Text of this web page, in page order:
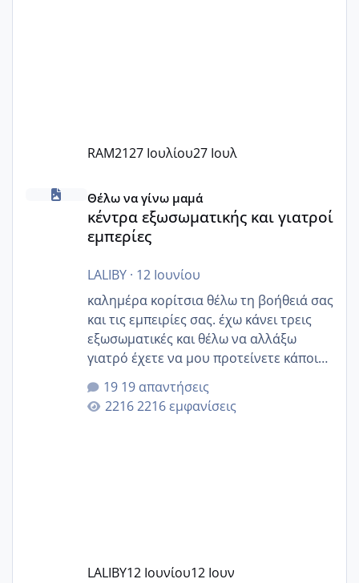
RAM2127 Ιουλίου27 Ιουλ
κέντρα εξωσωματικής και γιατροί εμπερίες
Θέλω να γίνω μαμά
κέντρα εξωσωματικής και γιατροί
εμπερίες
LALIBY· 12 Ιουνίου
καλημέρα κορίτσια θέλω τη βοήθειά σας
και τις εμπειρίες σας. έχω κάνει τρεις
εξωσωματικές και θέλω να αλλάξω
γιατρό έχετε να μου προτείνετε κάποιον
που μείνατε ευχαριστημένες και είχατε
επιιτυχία? έκανα στο υγεία με τον
ζερβομανωλάκη (δεν το εψαξε καθόλου
19 απαντήσεις
2216 εμφανίσεις
LALIBY12 Ιουνίου12 Ιουν